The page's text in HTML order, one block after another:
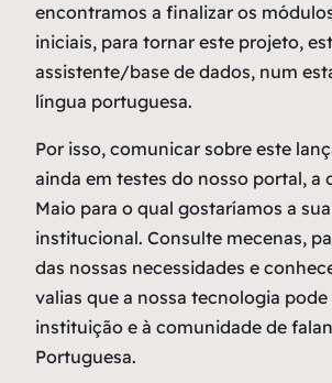
encontramos a finalizar os
iniciais, para tornar este projeto,
assistente/base de dados, num
língua portuguesa.
Por isso, comunicar sobre este
ainda em testes do nosso portal, a
Maio para o qual gostaríamos a
institucional. Consulte mecenas,
das nossas necessidades e
valias que a nossa tecnologia pode
instituição e à comunidade de
Portuguesa.